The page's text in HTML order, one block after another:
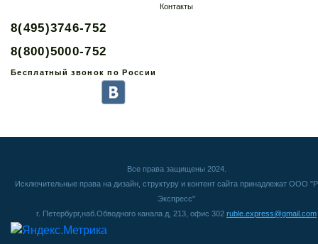
Контакты
8(495)3746-752
8(800)5000-752
Бесплатный звонок по России
Все права защищены 2024.
Исключительные права на дизайн, структуру и контент сайта принадлежат ООО
Экспресс"
г. Петербург,наб.Обводного канала д, 213, офис 302 ruble.express@gmail.com